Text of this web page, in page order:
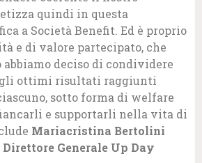
quindi in questa
a Società Benefit. Ed è proprio
e di valore partecipato, che
abbiamo deciso di condividere
ottimi risultati raggiunti
sotto forma di welfare
e supportarli nella vita di
Mariacristina Bertolini
Generale Up Day